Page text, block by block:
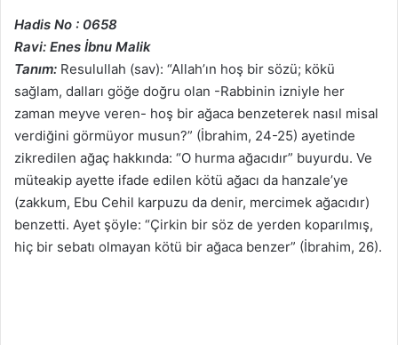
Hadis No : 0658
Ravi: Enes İbnu Malik
Tanım: Resulullah (sav): “Allah’ın hoş bir sözü; kökü
sağlam, dalları göğe doğru olan -Rabbinin izniyle her
zaman meyve veren- hoş bir ağaca benzeterek nasıl misal
verdiğini görmüyor musun?” (İbrahim, 24-25) ayetinde
zikredilen ağaç hakkında: “O hurma ağacıdır” buyurdu. Ve
müteakip ayette ifade edilen kötü ağacı da hanzale’ye
(zakkum, Ebu Cehil karpuzu da denir, mercimek ağacıdır)
benzetti. Ayet şöyle: “Çirkin bir söz de yerden koparılmış,
hiç bir sebatı olmayan kötü bir ağaca benzer” (İbrahim, 26).